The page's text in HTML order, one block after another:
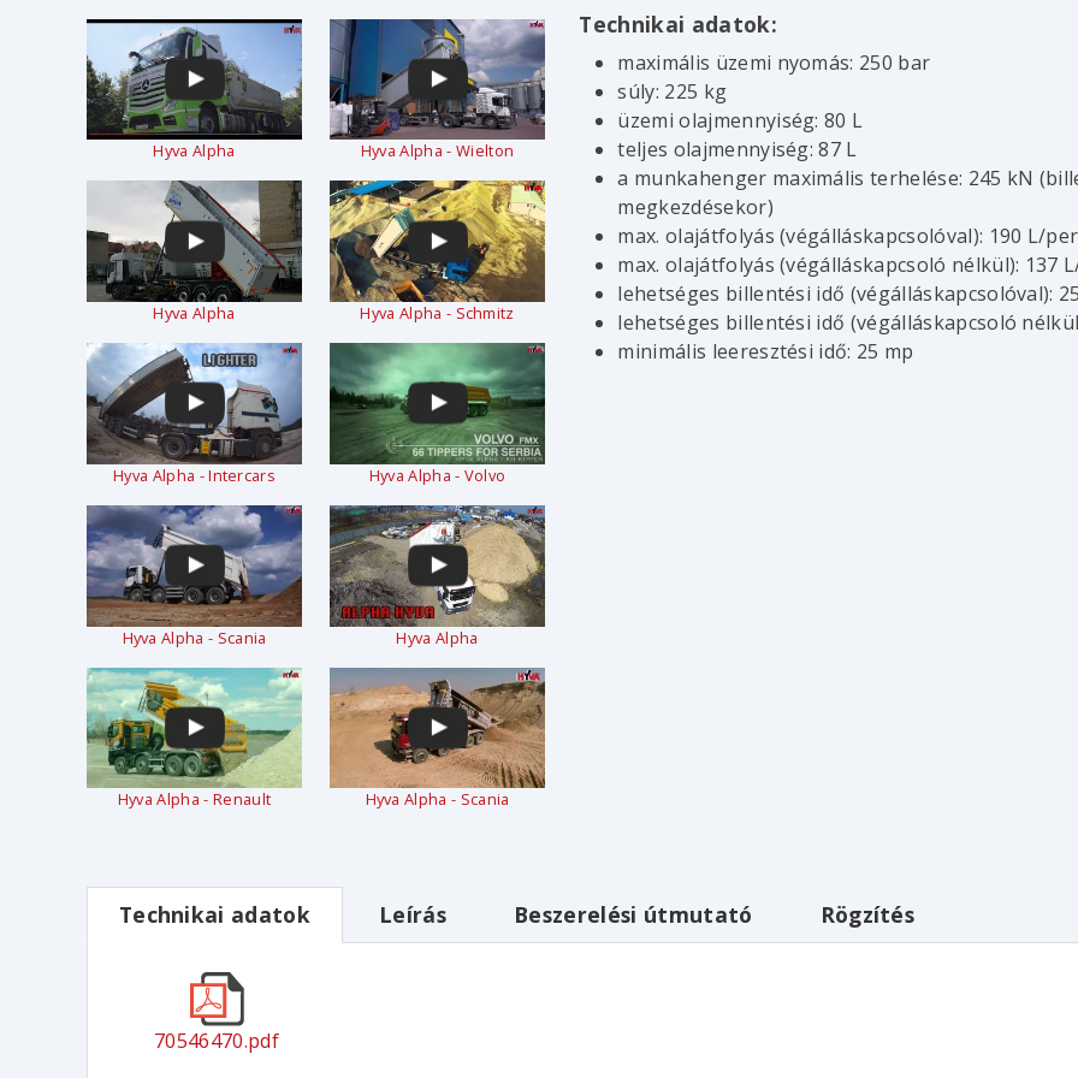
Hyva Alpha Hyva Alpha - Wielton
Hyva Alpha Hyva Alpha - Schmitz
Hyva Alpha - Intercars Hyva Alpha - Volvo
Hyva Alpha - Scania Hyva Alpha
Hyva Alpha - Renault Hyva Alpha - Scania
Technikai adatok:
maximális üzemi nyomás: 250 bar
súly: 225 kg
üzemi olajmennyiség: 80 L
teljes olajmennyiség: 87 L
a munkahenger maximális terhelése: 245 kN
megkezdésekor)
max. olajátfolyás (végálláskapcsolóval): 190 L/
max. olajátfolyás (végálláskapcsoló nélkül): 137
lehetséges billentési idő (végálláskapcsolóval):
lehetséges billentési idő (végálláskapcsoló
minimális leeresztési idő: 25 mp
Technikai adatok
70546470.pdf
Leírás Beszerelési útmutató Rögzítés